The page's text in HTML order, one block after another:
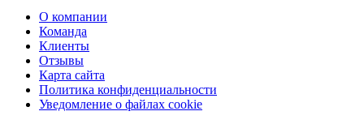
О компании
Команда
Клиенты
Отзывы
Карта сайта
Политика конфиденциальности
Уведомление о файлах cookie